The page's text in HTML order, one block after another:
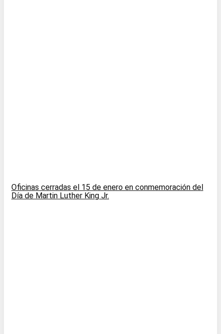
Oficinas cerradas el 15 de enero en conmemoración del
Día de Martin Luther King Jr.